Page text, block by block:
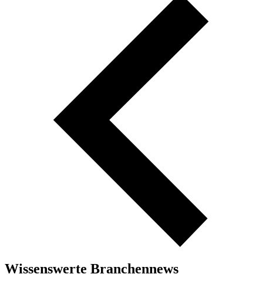
Wissenswerte Branchennews